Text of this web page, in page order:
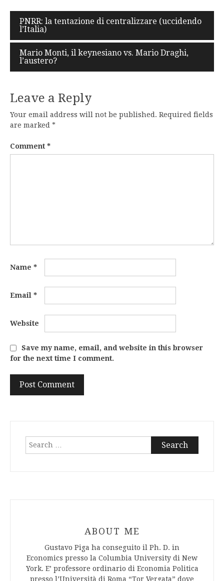
Post
navigation
PNRR: la tentazione di centralizzare (uccidendo
l’Italia)
Mario Monti, il keynesiano vs. Mario Draghi,
l’austero?
Leave a Reply
Your email address will not be published. Required fields
are marked *
Comment *
Name *
Email *
Website
Save my name, email, and website in this browser
for the next time I comment.
Search
ABOUT ME
Gustavo Piga ha conseguito il Ph. D. in
Economics presso la Columbia University di New
York. E’ professore ordinario di Economia Politica
presso l’Università di Roma “Tor Vergata” dove